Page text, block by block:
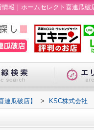
報｜ホームセレクト喜連瓜破
瓜破店】 > KSC株式会社